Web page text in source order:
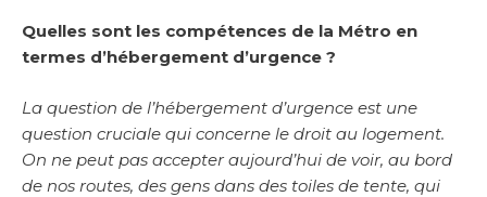
Quelles sont les compétences de la Métro en
termes d’hébergement d’urgence ?
La question de l’hébergement d’urgence est une
question cruciale qui concerne le droit au logement.
On ne peut pas accepter aujourd’hui de voir, au bord
de nos routes, des gens dans des toiles de tente, qui